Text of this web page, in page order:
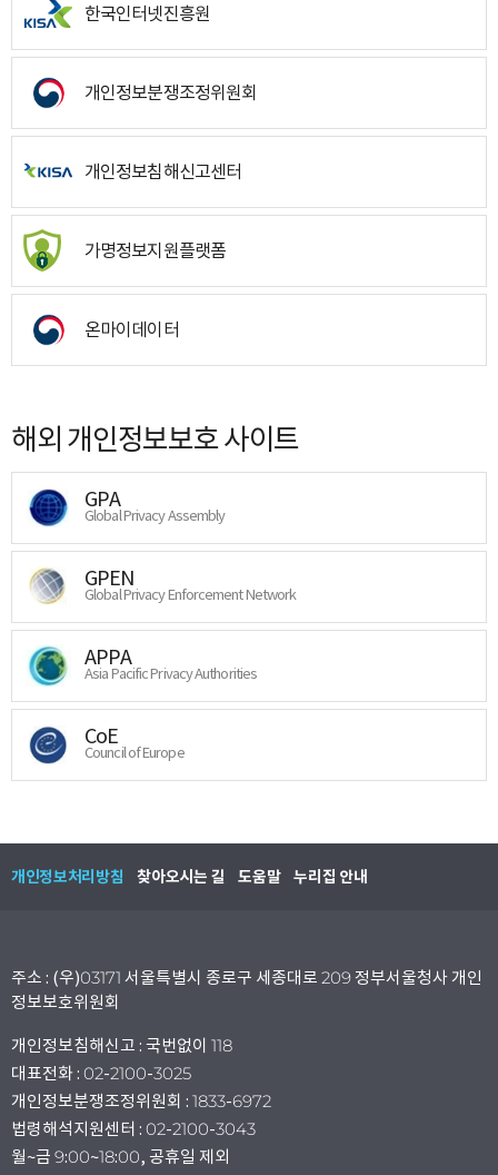
한국인터넷진흥원
개인정보분쟁조정위원회
개인정보침해신고센터
가명정보지원플랫폼
온마이데이터
해외 개인정보보호 사이트
GPA
Global Privacy Assembly
GPEN
Global Privacy Enforcement Network
APPA
Asia Pacific Privacy Authorities
CoE
Council of Europe
개인정보처리방침 찾아오시는 길 도움말 누리집 안내
주소 : (우)03171 서울특별시 종로구 세종대로 209 정부서울청사 개인
정보보호위원회
개인정보침해신고 : 국번없이 118
대표전화 : 02-2100-3025
개인정보분쟁조정위원회 : 1833-6972
법령해석지원센터 : 02-2100-3043
월~금 9:00~18:00, 공휴일 제외